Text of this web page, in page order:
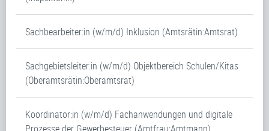
Sachbearbeiter:in (w/m/d) Inklusion (Amtsrätin:Amtsrat)
Sachgebietsleiter:in (w/m/d) Objektbereich Schulen/Kitas
(Oberamtsrätin:Oberamtsrat)
Koordinator:in (w/m/d) Fachanwendungen und digitale